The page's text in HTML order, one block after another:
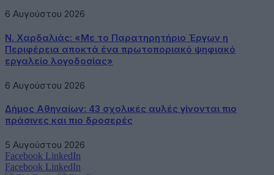
6 Αυγούστου 2026
Ν. Χαρδαλιάς: «Με το Παρατηρητήριο Έργων η
Περιφέρεια αποκτά ένα πρωτοποριακό ψηφιακό
εργαλείο λογοδοσίας»
6 Αυγούστου 2026
Δήμος Αθηναίων: 43 σχολικές αυλές γίνονται πιο
πράσινες και πιο δροσερές
5 Αυγούστου 2026
Facebook LinkedIn
Facebook LinkedIn